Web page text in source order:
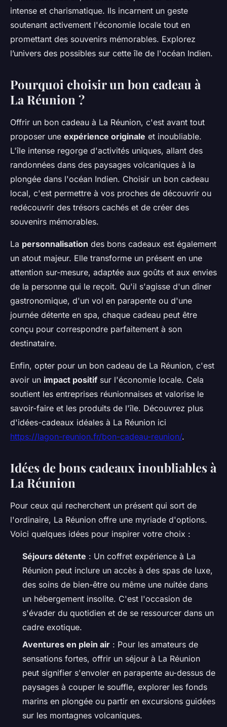
intense et charismatique. Ils incarnent un geste
soutenant activement l'économie locale tout en
promettant des souvenirs mémorables. Explorez
l’univers des possibles sur cette île de l'océan Indien.
Pourquoi choisir un bon cadeau à
La Réunion ?
Offrir un bon cadeau à La Réunion, c'est avant tout
proposer une expérience originale et inoubliable.
L'île intense regorge d'activités uniques, allant des
randonnées dans des paysages volcaniques à la
plongée dans l'océan Indien. Choisir un bon cadeau
local, c'est permettre à vos proches de découvrir ou
redécouvrir des trésors cachés et de créer des
souvenirs mémorables.
La personnalisation des bons cadeaux est également
un atout majeur. Elle transforme un présent en une
attention sur-mesure, adaptée aux goûts et aux envies
de la personne qui le reçoit. Qu'il s'agisse d'un dîner
gastronomique, d'un vol en parapente ou d'une
journée détente en spa, chaque cadeau peut être
conçu pour correspondre parfaitement à son
destinataire.
Enfin, opter pour un bon cadeau de La Réunion, c'est
avoir un impact positif sur l'économie locale. Cela
soutient les entreprises réunionnaises et valorise le
savoir-faire et les produits de l'île. Découvrez plus
d'idées-cadeaux idéales à La Réunion ici
https://lagon-reunion.fr/bon-cadeau-reunion/.
Idées de bons cadeaux inoubliables à
La Réunion
Pour ceux qui recherchent un présent qui sort de
l'ordinaire, La Réunion offre une myriade d'options.
Voici quelques idées pour inspirer votre choix :
Séjours détente : Un coffret expérience à La
Réunion peut inclure un accès à des spas de luxe,
des soins de bien-être ou même une nuitée dans
un hébergement insolite. C'est l'occasion de
s'évader du quotidien et de se ressourcer dans un
cadre exotique.
Aventures en plein air : Pour les amateurs de
sensations fortes, offrir un séjour à La Réunion
peut signifier s'envoler en parapente au-dessus de
paysages à couper le souffle, explorer les fonds
marins en plongée ou partir en excursions guidées
sur les montagnes volcaniques.